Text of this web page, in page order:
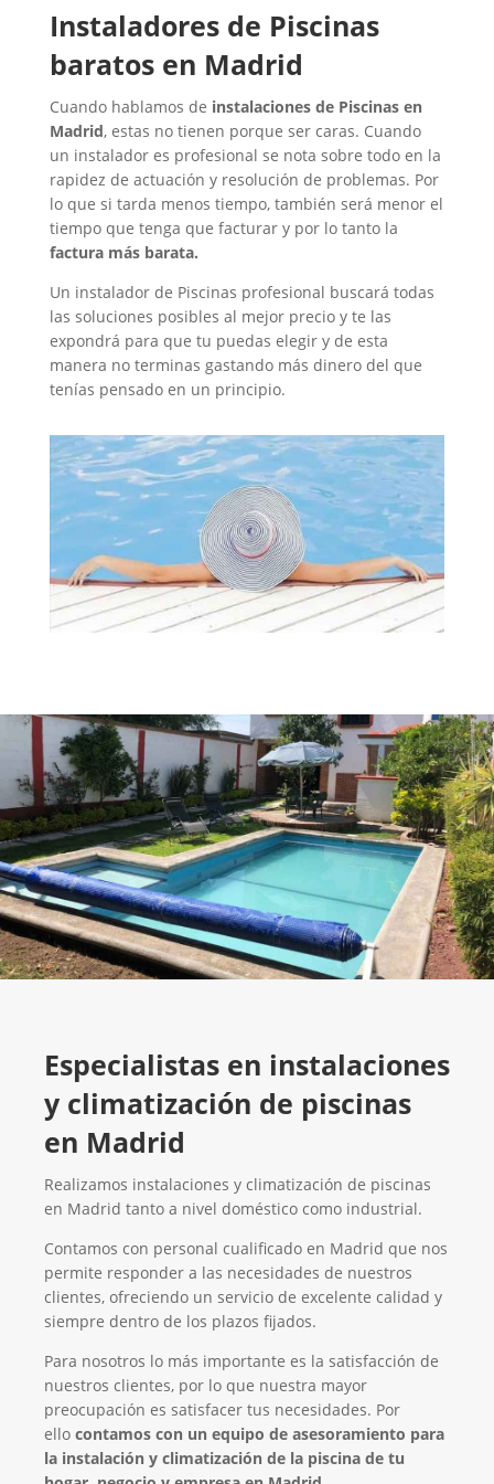
Instaladores de Piscinas
baratos en Madrid
Cuando hablamos de instalaciones de Piscinas en
Madrid, estas no tienen porque ser caras. Cuando
un instalador es profesional se nota sobre todo en la
rapidez de actuación y resolución de problemas. Por
lo que si tarda menos tiempo, también será menor el
tiempo que tenga que facturar y por lo tanto la
factura más barata.
Un instalador de Piscinas profesional buscará todas
las soluciones posibles al mejor precio y te las
expondrá para que tu puedas elegir y de esta
manera no terminas gastando más dinero del que
tenías pensado en un principio.
Especialistas en instalaciones
y climatización de piscinas
en Madrid
Realizamos instalaciones y climatización de piscinas
en Madrid tanto a nivel doméstico como industrial.
Contamos con personal cualificado en Madrid que nos
permite responder a las necesidades de nuestros
clientes, ofreciendo un servicio de excelente calidad y
siempre dentro de los plazos fijados.
Para nosotros lo más importante es la satisfacción de
nuestros clientes, por lo que nuestra mayor
preocupación es satisfacer tus necesidades. Por
ello contamos con un equipo de asesoramiento para
la instalación y climatización de la piscina de tu